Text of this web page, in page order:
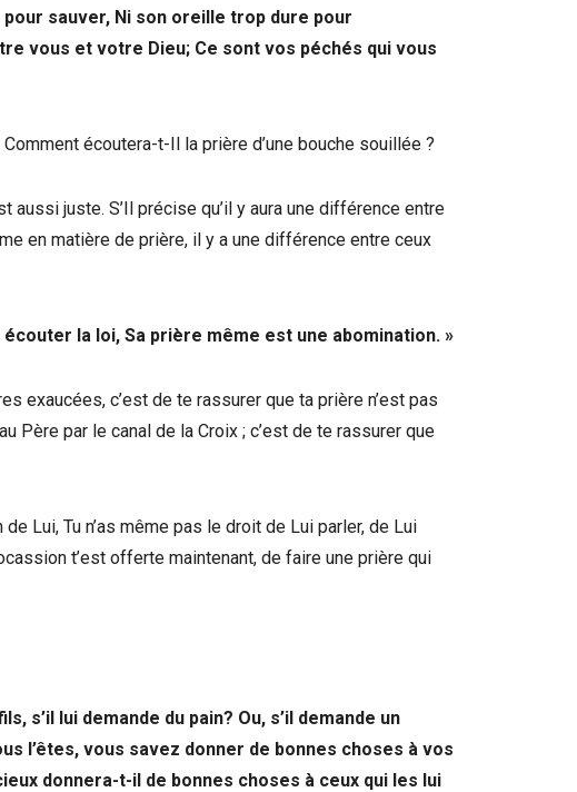
pour sauver, Ni son oreille trop dure pour
vous et votre Dieu; Ce sont vos péchés qui vous
écoutera-t-Il la prière d’une bouche souillée ?
juste. S’Il précise qu’il y aura une différence entre
en matière de prière, il y a une différence entre ceux
la loi, Sa prière même est une abomination. »
exaucées, c’est de te rassurer que ta prière n’est pas
Père par le canal de la Croix ; c’est de te rassurer que
Lui, Tu n’as même pas le droit de Lui parler, de Lui
t’est offerte maintenant, de faire une prière qui
s’il lui demande du pain? Ou, s’il demande un
l’êtes, vous savez donner de bonnes choses à vos
donnera-t-il de bonnes choses à ceux qui les lui